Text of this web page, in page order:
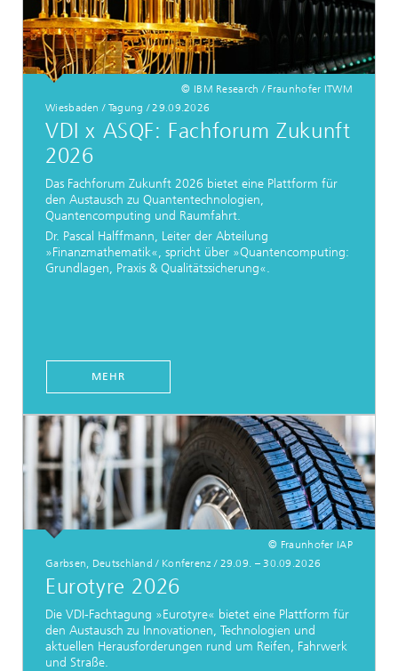
© IBM Research / Fraunhofer ITWM
Wiesbaden / Tagung / 29.09.2026
VDI x ASQF: Fachforum Zukunft
2026
Das Fachforum Zukunft 2026 bietet eine Plattform für
den Austausch zu Quantentechnologien,
Quantencomputing und Raumfahrt.
Dr. Pascal Halffmann, Leiter der Abteilung
»Finanzmathematik«, spricht über »Quantencomputing:
Grundlagen, Praxis & Qualitätssicherung«.
MEHR
© Fraunhofer IAP
Garbsen, Deutschland / Konferenz / 29.09. – 30.09.2026
Eurotyre 2026
Die VDI-Fachtagung »Eurotyre« bietet eine Plattform für
den Austausch zu Innovationen, Technologien und
aktuellen Herausforderungen rund um Reifen, Fahrwerk
und Straße.